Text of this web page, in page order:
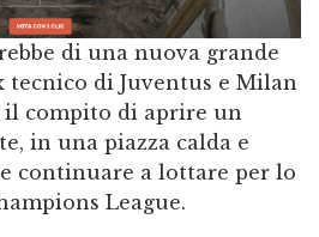
di una nuova grande
tecnico di Juventus e Milan
il compito di aprire un
in una piazza calda e
continuare a lottare per lo
League.